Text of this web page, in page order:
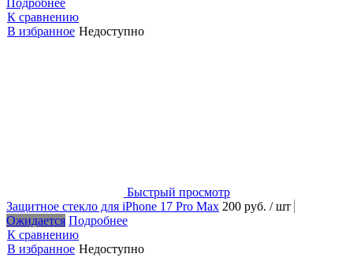
Подробнее
К сравнению
В избранное Недоступно
Быстрый просмотр
Защитное стекло для iPhone 17 Pro Max 200 руб. / шт
Ожидается Подробнее
К сравнению
В избранное Недоступно